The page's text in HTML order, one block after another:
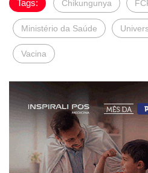
Tags: Chikungunya
Ministério da Saúde
Vacina